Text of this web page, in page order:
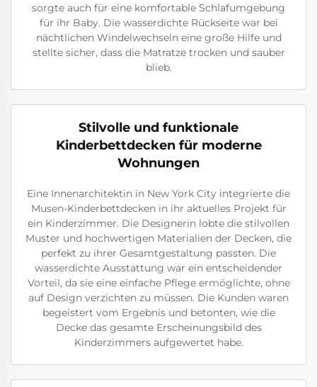
sorgte auch für eine komfortable Schlafumgebung
für ihr Baby. Die wasserdichte Rückseite war bei
nächtlichen Windelwechseln eine große Hilfe und
stellte sicher, dass die Matratze trocken und sauber
blieb.
Stilvolle und funktionale
Kinderbettdecken für moderne
Wohnungen
Eine Innenarchitektin in New York City integrierte die
Musen-Kinderbettdecken in ihr aktuelles Projekt für
ein Kinderzimmer. Die Designerin lobte die stilvollen
Muster und hochwertigen Materialien der Decken, die
perfekt zu ihrer Gesamtgestaltung passten. Die
wasserdichte Ausstattung war ein entscheidender
Vorteil, da sie eine einfache Pflege ermöglichte, ohne
auf Design verzichten zu müssen. Die Kunden waren
begeistert vom Ergebnis und betonten, wie die
Decke das gesamte Erscheinungsbild des
Kinderzimmers aufgewertet habe.